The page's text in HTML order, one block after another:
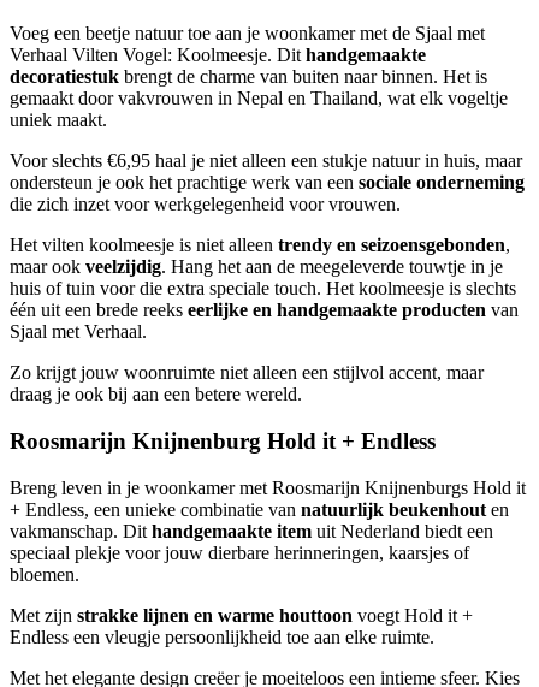
Voeg een beetje natuur toe aan je woonkamer met de Sjaal met
Verhaal Vilten Vogel: Koolmeesje. Dit handgemaakte
decoratiestuk brengt de charme van buiten naar binnen. Het is
gemaakt door vakvrouwen in Nepal en Thailand, wat elk vogeltje
uniek maakt.
Voor slechts €6,95 haal je niet alleen een stukje natuur in huis, maar
ondersteun je ook het prachtige werk van een sociale onderneming
die zich inzet voor werkgelegenheid voor vrouwen.
Het vilten koolmeesje is niet alleen trendy en seizoensgebonden,
maar ook veelzijdig. Hang het aan de meegeleverde touwtje in je
huis of tuin voor die extra speciale touch. Het koolmeesje is slechts
één uit een brede reeks eerlijke en handgemaakte producten van
Sjaal met Verhaal.
Zo krijgt jouw woonruimte niet alleen een stijlvol accent, maar
draag je ook bij aan een betere wereld.
Roosmarijn Knijnenburg Hold it + Endless
Breng leven in je woonkamer met Roosmarijn Knijnenburgs Hold it
+ Endless, een unieke combinatie van natuurlijk beukenhout en
vakmanschap. Dit handgemaakte item uit Nederland biedt een
speciaal plekje voor jouw dierbare herinneringen, kaarsjes of
bloemen.
Met zijn strakke lijnen en warme houttoon voegt Hold it +
Endless een vleugje persoonlijkheid toe aan elke ruimte.
Met het elegante design creëer je moeiteloos een intieme sfeer. Kies